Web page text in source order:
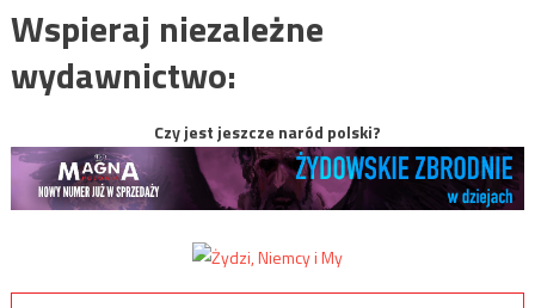
Wspieraj niezależne
wydawnictwo:
Czy jest jeszcze naród polski?